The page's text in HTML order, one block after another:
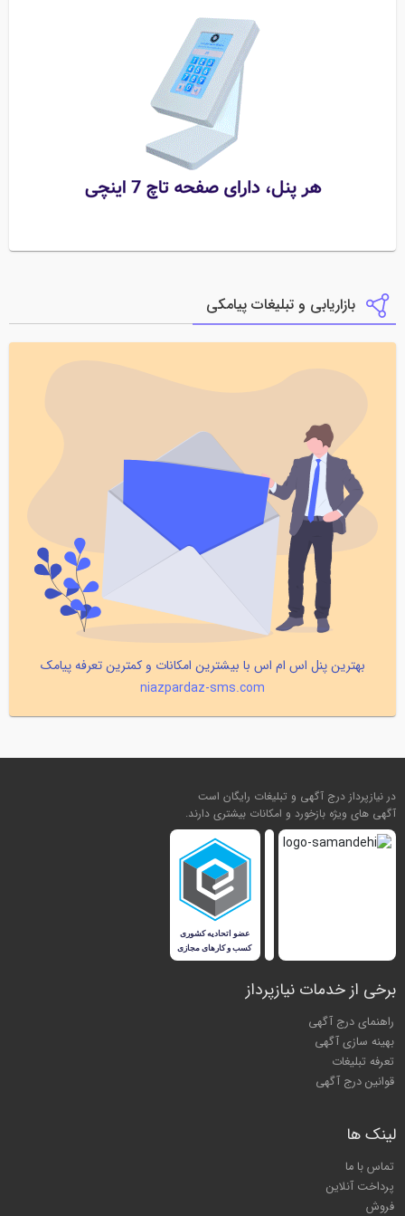
بازاریابی و تبلیغات پیامکی
بهترین پنل اس ام اس با بیشترین امکانات و کمترین تعرفه پیامک
niazpardaz-sms.com
در نیازپرداز درج آگهی و تبلیغات رایگان است
آگهی های ویژه بازخورد و امکانات بیشتری دارند.
برخی از خدمات نیازپرداز
راهنمای درج آگهی
بهینه سازی آگهی
تعرفه تبلیغات
قوانین درج آگهی
لینک ها
تماس با ما
پرداخت آنلاین
فروش